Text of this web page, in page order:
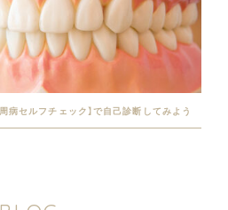
病セルフチェック】で自己診断してみよう